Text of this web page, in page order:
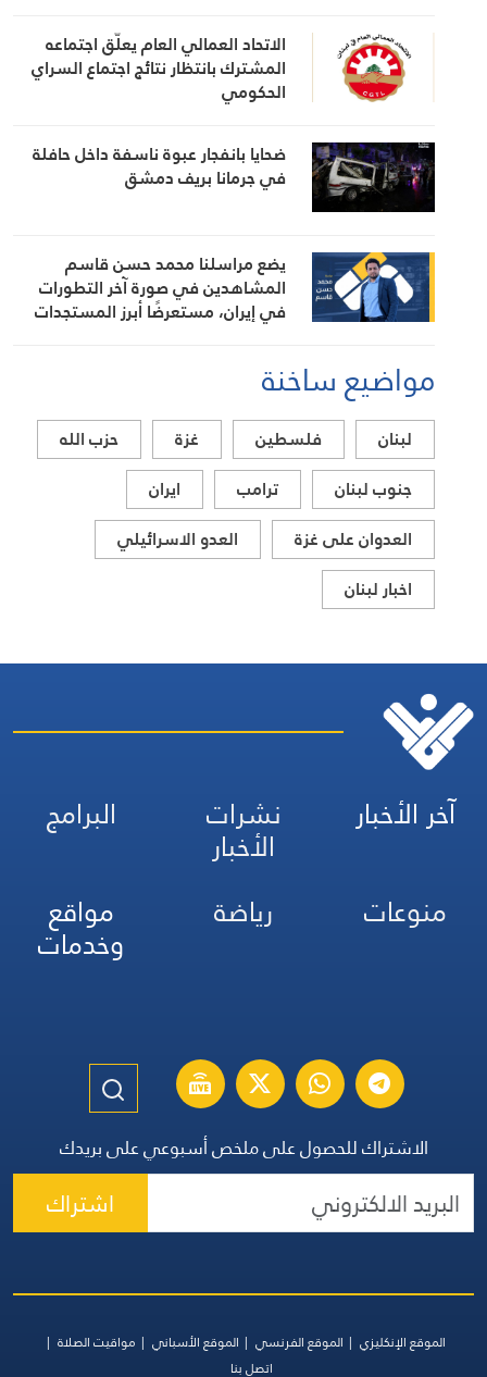
الاتحاد العمالي العام يعلّق اجتماعه
المشترك بانتظار نتائج اجتماع السراي
الحكومي
ضحايا بانفجار عبوة ناسفة داخل حافلة
في جرمانا بريف دمشق
يضع مراسلنا محمد حسن قاسم
المشاهدين في صورة آخر التطورات
في إيران، مستعرضًا أبرز المستجدات
التطورات ذات الصلة بالشأنين الداخليمواضيع ساخنة
لبنان فلسطين غزة
حزب الله
جنوب لبنان
ترامب
ايران
العدوان على غزة
العدو الاسرائيلي
اخبار لبنان
آخر الأخبار نشرات
الأخبار
البرامج
منوعات
رياضة مواقع
وخدمات
الاشتراك للحصول على ملخص أسبوعي على بريدك
اشتراك
الموقع الإنكليزي الموقع الفرنسي الموقع الأسباني
مواقيت الصلاة
اتصل بنا